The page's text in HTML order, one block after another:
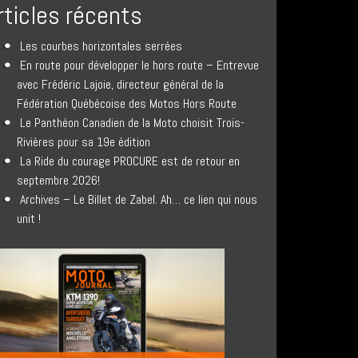
récents
Les courbes horizontales serrées
En route pour développer le hors route – Entrevue
avec Frédéric Lajoie, directeur général de la
Fédération Québécoise des Motos Hors Route
Le Panthéon Canadien de la Moto choisit Trois-
Rivières pour sa 19e édition
La Ride du courage PROCURE est de retour en
septembre 2026!
Archives – Le Billet de Zabel. Ah… ce lien qui nous
unit !